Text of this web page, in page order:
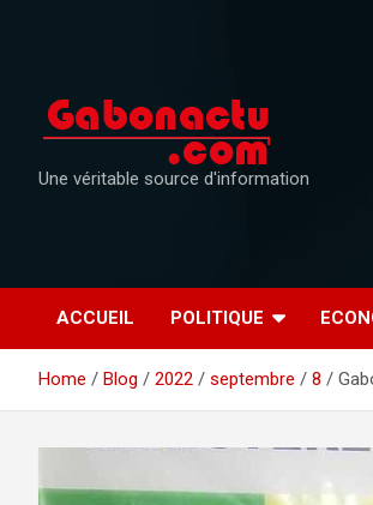
Une véritable source d'information
ACCUEIL POLITIQUE
Home Blog 2022 septembre 8